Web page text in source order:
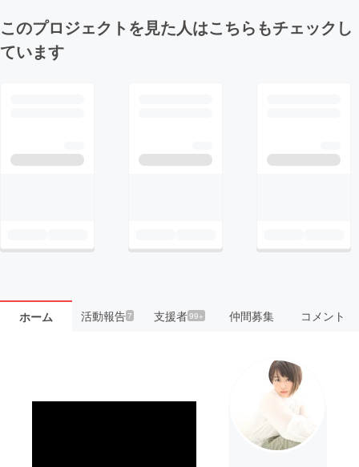
このプロジェクトを見た人はこちらもチェックし
ています
ホーム 活動報告7 支援者99+ 仲間募集 コメント